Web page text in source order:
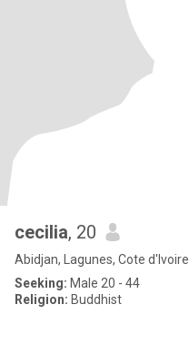
cecilia, 20
Abidjan, Lagunes, Cote d'Ivoire
Seeking: Male 20 - 44
Religion: Buddhist